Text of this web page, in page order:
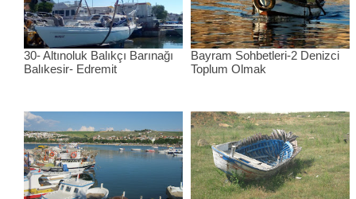
30- Altınoluk Balıkçı Barınağı
Balıkesir- Edremit
Bayram Sohbetleri-2 Denizci
Toplum Olmak